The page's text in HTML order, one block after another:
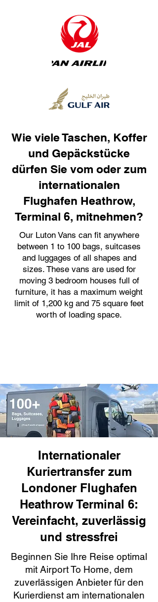
Wie viele Taschen, Koffer
und Gepäckstücke
dürfen Sie vom oder zum
internationalen
Flughafen Heathrow,
Terminal 6, mitnehmen?
Our Luton Vans can fit anywhere
between 1 to 100 bags, suitcases
and luggages of all shapes and
sizes. These vans are used for
moving 3 bedroom houses full of
furniture, it has a maximum weight
limit of 1,200 kg and 75 square feet
worth of loading space.
Internationaler
Kuriertransfer zum
Londoner Flughafen
Heathrow Terminal 6:
Vereinfacht, zuverlässig
und stressfrei
Beginnen Sie Ihre Reise optimal
mit Airport To Home, dem
zuverlässigen Anbieter für den
Kurierdienst am internationalen